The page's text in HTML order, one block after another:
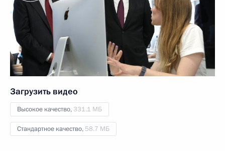
Загрузить видео
Высокое качество, 331.1 МБ
Стандартное качество, 58.7 МБ